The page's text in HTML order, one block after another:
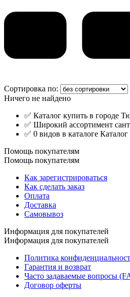
Сортировка по:
Ничего не найдено
✅ Каталог купить в городе
✅ Широкий ассортимент
✅ 0 видов в каталоге
Помощь покупателям
Помощь покупателям
Как зарегистрироваться
Как сделать заказ
Оплата
Доставка
Самовывоз
Информация для покупателей
Информация для покупателей
Политика
Гарантия и возврат
Часто задаваемые вопросы
Договор оферты